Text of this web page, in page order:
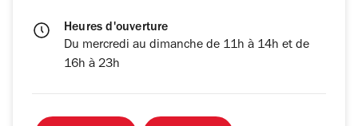
Heures d'ouverture
Du mercredi au dimanche de 11h à 14h et de
16h à 23h